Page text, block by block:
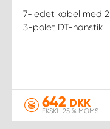
7-ledet kabel med
3-polet DT-hanstik
642 DKK
EKSKL. 25 % MOMS